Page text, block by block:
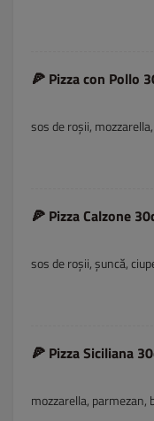
🍕 Pizza con Pollo
sos de roșii,
🍕 Pizza Calzone
sos de roșii, șuncă,
🍕 Pizza Siciliana
mozzarella, parmezan,